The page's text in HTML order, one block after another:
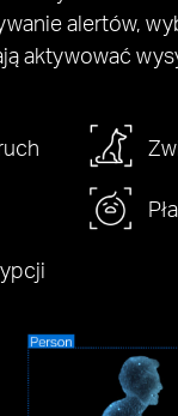
alertów,
aktywować